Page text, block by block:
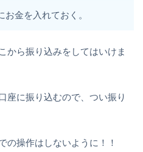
金を入れておく。
から振り込みをしてはいけま
座に振り込むので、つい振り
の操作はしないように！！